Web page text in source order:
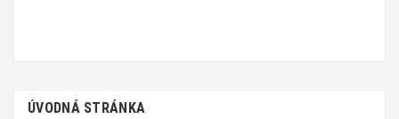
ÚVODNÁ STRÁNKA